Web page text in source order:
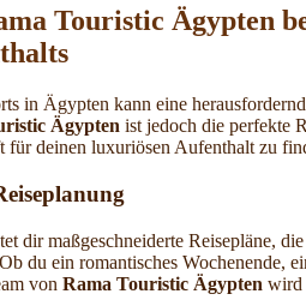
Touristic Ägypten
in Ägypten kann eine
Ägypten ist jedoch die perfekte
für deinen luxuriösen Aufenthalt zu
dir maßgeschneiderte Reisepläne,
du ein romantisches Wochenende,
von Rama Touristic Ägypten wird